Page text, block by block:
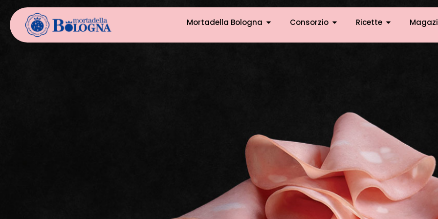
Mortadella Bologna Consorzio Ricette